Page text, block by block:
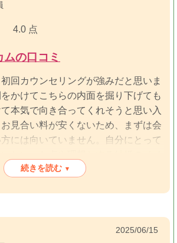
4.0 点
の口コミ
回カウンセリングが強みだと思いま
かけてこちらの内面を掘り下げても
本気で向き合ってくれそうと思い入
見合い料が安くないため、まずは会
には向いていません。自分にとって
ていないと時間がかかってしまい結
続きを読む ▾
2025/06/15